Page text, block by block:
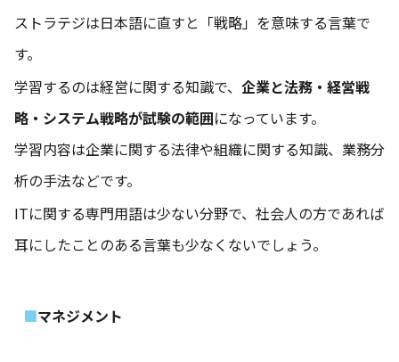
ストラテジは日本語に直すと「戦略」を意味する言葉で
す。
学習するのは経営に関する知識で、 企業と法務・経営戦
略・システム戦略が試験の範囲になっています。
学習内容は企業に関する法律や組織に関する知識、業務分
析の手法などです。
ITに関する専門用語は少ない分野で、社会人の方であれば
耳にしたことのある言葉も少なくないでしょう。
マネジメント